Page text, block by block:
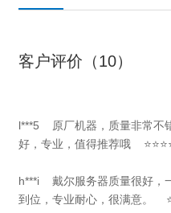
客户评价（10）
l***5 原厂机器，质量非常不
好，专业，值得推荐哦
h***i 戴尔服务器质量很好，
到位，专业耐心，很满意。